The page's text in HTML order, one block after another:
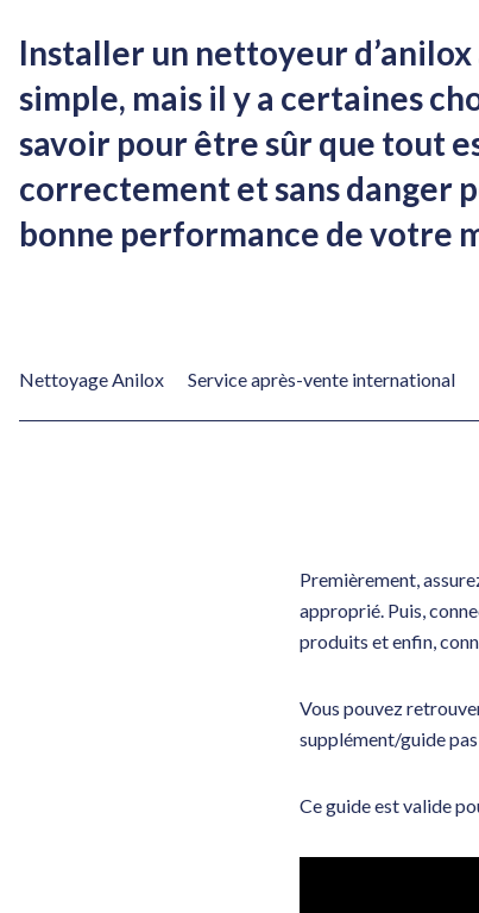
Installer un nettoyeur
simple, mais il y a certaines
savoir pour être sûr que tout
correctement et sans danger
bonne performance de votre
Nettoyage Anilox Service après-vente international
Premièrement,
approprié. Puis,
produits et enfin,
Vous pouvez
supplément/guide
Ce guide est valide